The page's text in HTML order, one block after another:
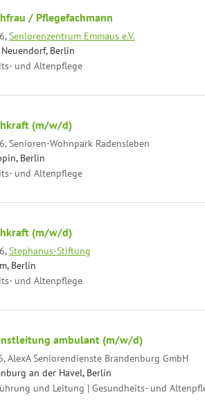
/ Pflegefachmann
Seniorenzentrum Emmaus e.V.
Berlin
und Altenpflege
(m/w/d)
Senioren-Wohnpark Radensleben
Berlin
und Altenpflege
(m/w/d)
Stephanus-Stiftung
Berlin
und Altenpflege
ambulant (m/w/d)
AlexA Seniorendienste Brandenburg GmbH
an der Havel, Berlin
und Leitung | Gesundheits- und